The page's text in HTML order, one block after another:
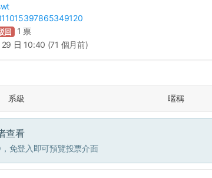
回 1 票
日 10:40 (71 個月前)
系級 暱稱
查看
，免登入即可預覽投票介面